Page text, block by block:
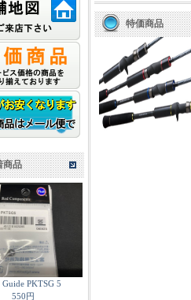
商品
PKTSG 5
550円
特価商品